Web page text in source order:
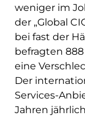
weniger im
der „Global
bei fast der
befragten
eine
Der
Services-
Jahren